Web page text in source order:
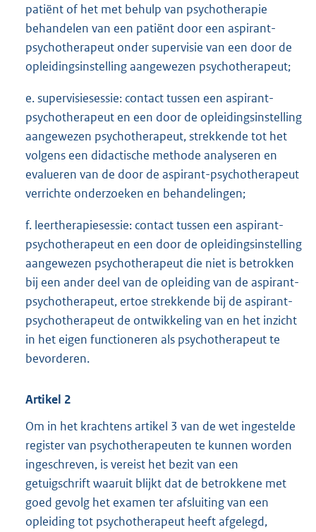
patiënt of het met behulp van psychotherapie
behandelen van een patiënt door een aspirant-
psychotherapeut onder supervisie van een door de
opleidingsinstelling aangewezen psychotherapeut;
e. supervisiesessie: contact tussen een aspirant-
psychotherapeut en een door de opleidingsinstelling
aangewezen psychotherapeut, strekkende tot het
volgens een didactische methode analyseren en
evalueren van de door de aspirant-psychotherapeut
verrichte onderzoeken en behandelingen;
f. leertherapiesessie: contact tussen een aspirant-
psychotherapeut en een door de opleidingsinstelling
aangewezen psychotherapeut die niet is betrokken
bij een ander deel van de opleiding van de aspirant-
psychotherapeut, ertoe strekkende bij de aspirant-
psychotherapeut de ontwikkeling van en het inzicht
in het eigen functioneren als psychotherapeut te
bevorderen.
Artikel 2
Om in het krachtens artikel 3 van de wet ingestelde
register van psychotherapeuten te kunnen worden
ingeschreven, is vereist het bezit van een
getuigschrift waaruit blijkt dat de betrokkene met
goed gevolg het examen ter afsluiting van een
opleiding tot psychotherapeut heeft afgelegd,